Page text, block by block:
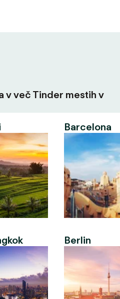
v več Tinder mestih v
Barcelona
Berlin